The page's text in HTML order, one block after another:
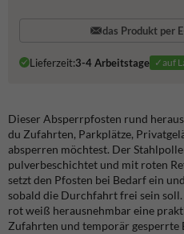
das Produkt per
Lieferzeit:3-4 Arbeitstage ✓auf
Dieser Absperrpfosten rund
du Zufahrten, Parkplätze,
absperren möchtest. Der
pulverbeschichtet und mit roten
setzt den Pfosten bei Bedarf ein
sobald die Durchfahrt frei sein
rot weiß herausnehmbar eine
Zufahrten und temporär gesperrte